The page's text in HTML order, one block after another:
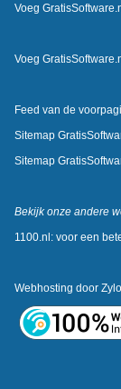
Voeg
Voeg
Feed van de
Sitemap
Sitemap
Bekijk onze andere
1100.nl: voor een
Webhosting door